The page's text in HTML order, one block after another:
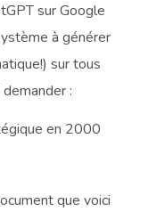
sur Google
à générer
sur tous
:
en 2000
que voici